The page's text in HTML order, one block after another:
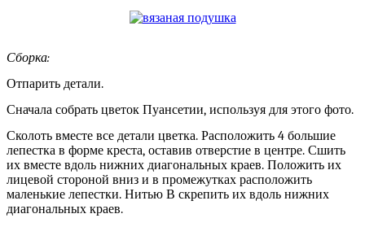
Сборка:
Отпарить детали.
Сначала собрать цветок Пуансетии, используя для этого фото.
Сколоть вместе все детали цветка. Расположить 4 большие
лепестка в форме креста, оставив отверстие в центре. Сшить
их вместе вдоль нижних диагональных краев. Положить их
лицевой стороной вниз и в промежутках расположить
маленькие лепестки. Нитью В скрепить их вдоль нижних
диагональных краев.